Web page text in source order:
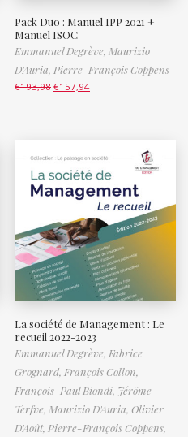
Pack Duo : Manuel IPP 2021 +
Manuel ISOC
Emmanuel Degrève, Maurizio
D'Auria, Pierre-François Coppens
€193,98 €157,94
La société de Management : Le
recueil 2022-2023
Emmanuel Degrève, Fabrice
Grognard, François Collon,
François-Paul Biondi, Jérôme
Terfve, Maurizio D'Auria, Olivier
D'Août, Pierre-François Coppens,